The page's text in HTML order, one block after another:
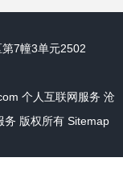
7幢3单元2502
个人互联网服务 沧
务 版权所有 Sitemap